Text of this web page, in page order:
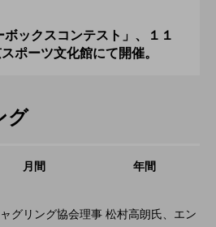
ボックスコンテスト」、１１
ポーツ文化館にて開催。
グ
月間 年間
グリング協会理事 松村高朗氏、エン